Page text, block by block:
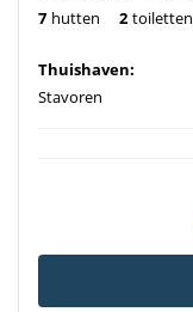
7 hutten 2 toiletten
Thuishaven:
Stavoren